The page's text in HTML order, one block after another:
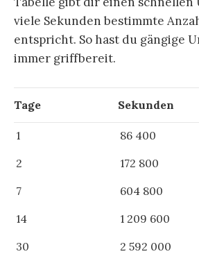
viele Sekunden bestimmte
entspricht. So hast du gängige
immer griffbereit.
Tage Sekunden
1
86 400
2
172 800
7
604 800
14
1 209 600
30
2 592 000